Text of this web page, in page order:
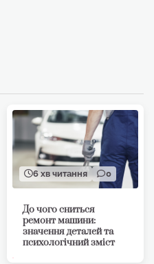
6 хв читання 0
До чого сниться
ремонт машини:
значення деталей та
психологічний зміст